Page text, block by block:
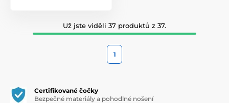
Už jste viděli 37 produktů z 37.
1
Certifikované čočky
Bezpečné materiály a pohodlné nošení